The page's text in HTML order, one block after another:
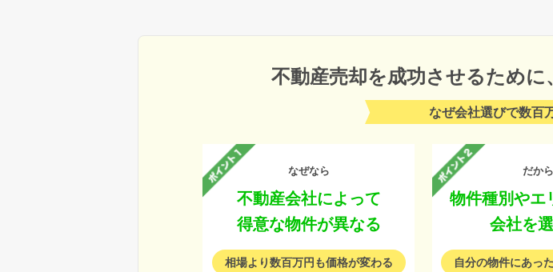
不動産売却を成功させるために
なぜ会社選びで数百
なぜなら
不動産会社によって
得意な物件が異なる
相場より数百万円も価格が変わる
だから
物件種別やエ
会社を
自分の物件にあっ